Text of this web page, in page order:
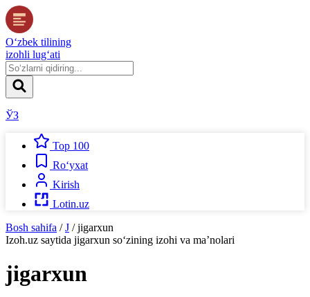
O‘zbek tilining
izohli lug‘ati
ЎЗ
Top 100
Ro‘yxat
Kirish
Lotin.uz
Bosh sahifa / J / jigarxun
Izoh.uz saytida jigarxun so‘zining izohi va ma’nolari
jigarxun